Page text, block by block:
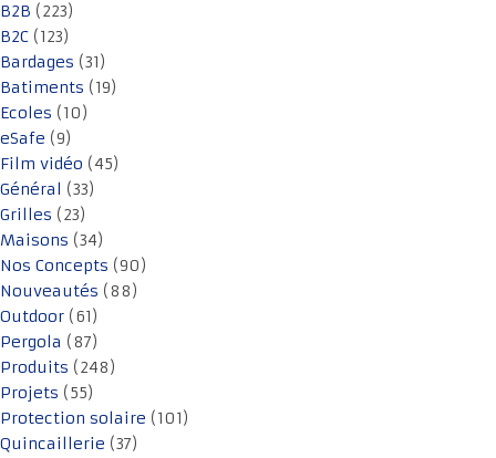
B2B (223)
B2C (123)
Bardages (31)
Batiments (19)
Ecoles (10)
eSafe (9)
Film vidéo (45)
Général (33)
Grilles (23)
Maisons (34)
Nos Concepts (90)
Nouveautés (88)
Outdoor (61)
Pergola (87)
Produits (248)
Projets (55)
Protection solaire (101)
Quincaillerie (37)